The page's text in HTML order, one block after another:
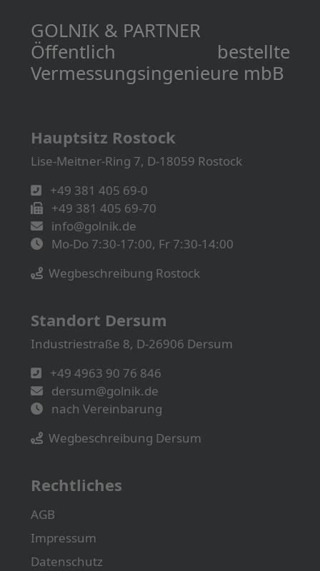
GOLNIK & PARTNER
Öffentlich bestellte
Vermessungs­­ingenieure mbB
Hauptsitz Rostock
Lise-Meitner-Ring 7, D-18059 Rostock
+49 381 405 69-0
+49 381 405 69-70
info@golnik.de
Mo-Do 7:30-17:00, Fr 7:30-14:00
Wegbeschreibung Rostock
Standort Dersum
Industriestraße 8, D-26906 Dersum
+49 4963 90 76 846
dersum@golnik.de
nach Vereinbarung
Wegbeschreibung Dersum
Rechtliches
AGB
Impressum
Datenschutz